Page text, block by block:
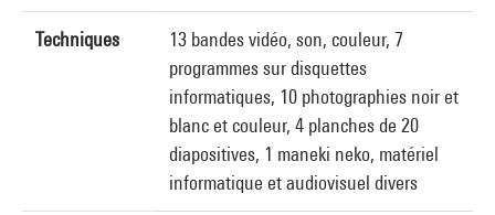
Techniques
13 bandes vidéo, son, couleur, 7
programmes sur disquettes
informatiques, 10 photographies noir et
blanc et couleur, 4 planches de 20
diapositives, 1 maneki neko, matériel
informatique et audiovisuel divers